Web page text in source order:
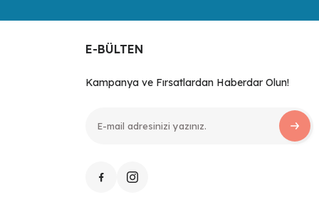
E-BÜLTEN
Kampanya ve Fırsatlardan Haberdar Olun!